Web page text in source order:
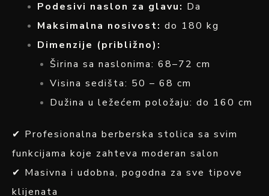
Podesivi naslon za glavu: Da
Maksimalna nosivost: do 180 kg
Dimenzije (približno):
Širina sa naslonima: 68–72 cm
Visina sedišta: 50 – 68 cm
Dužina u ležećem položaju: do 160 cm
✔ Profesionalna berberska stolica sa svim
funkcijama koje zahteva moderan salon
✔ Masivna i udobna, pogodna za sve tipove
klijenata